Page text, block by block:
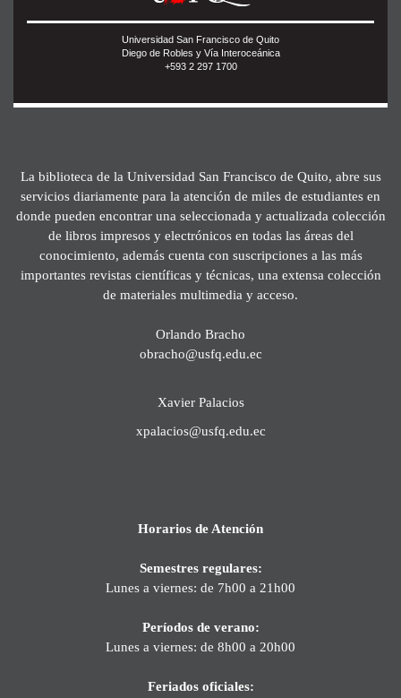
Universidad San Francisco de Quito
Diego de Robles y Vía Interoceánica
+593 2 297 1700
La biblioteca de la Universidad San Francisco de Quito, abre sus
servicios diariamente para la atención de miles de estudiantes en
donde pueden encontrar una seleccionada y actualizada colección
de libros impresos y electrónicos en todas las áreas del
conocimiento, además cuenta con suscripciones a las más
importantes revistas científicas y técnicas, una extensa colección
de materiales multimedia y acceso.
Orlando Bracho
obracho@usfq.edu.ec
Xavier Palacios
xpalacios@usfq.edu.ec
Horarios de Atención
Semestres regulares:
Lunes a viernes: de 7h00 a 21h00
Períodos de verano:
Lunes a viernes: de 8h00 a 20h00
Feriados oficiales: